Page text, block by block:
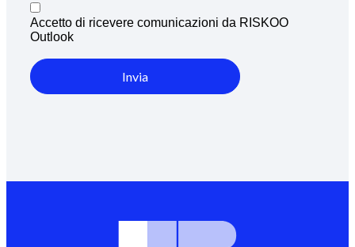
Accetto di ricevere comunicazioni da RISKOO
Outlook
Invia